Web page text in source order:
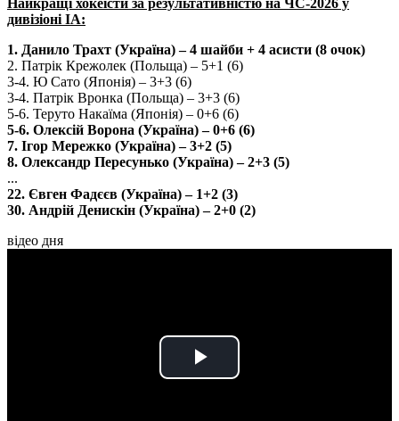
Найкращі хокеїсти за результативністю на ЧС-2026 у
дивізіоні IA:
1. Данило Трахт (Україна) – 4 шайби + 4 асисти (8 очок)
2. Патрік Крежолек (Польща) – 5+1 (6)
3-4. Ю Сато (Японія) – 3+3 (6)
3-4. Патрік Вронка (Польща) – 3+3 (6)
5-6. Теруто Накаїма (Японія) – 0+6 (6)
5-6. Олексій Ворона (Україна) – 0+6 (6)
7. Ігор Мережко (Україна) – 3+2 (5)
8. Олександр Пересунько (Україна) – 2+3 (5)
...
22. Євген Фадєєв (Україна) – 1+2 (3)
30. Андрій Денискін (Україна) – 2+0 (2)
відео дня
Play